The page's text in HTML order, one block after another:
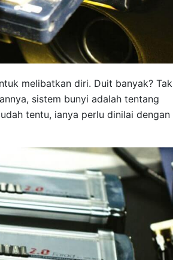
melibatkan diri. Duit banyak? Tak
sistem bunyi adalah tentang
tentu, ianya perlu dinilai dengan